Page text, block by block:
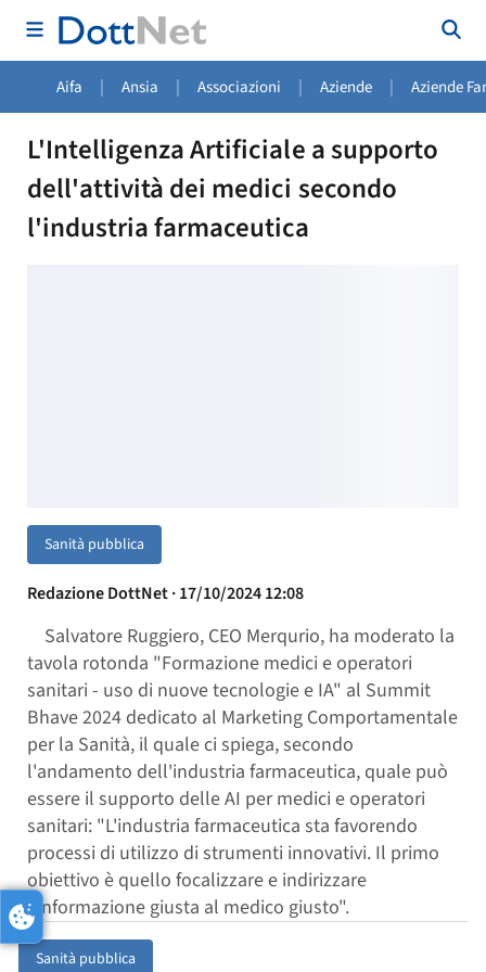
Aifa | Ansia | Associazioni | Aziende | Aziende
L'Intelligenza Artificiale a supporto
dell'attività dei medici secondo
l'industria farmaceutica
Sanità pubblica
Redazione DottNet · 17/10/2024 12:08
Salvatore Ruggiero, CEO Merqurio, ha moderato la
tavola rotonda "Formazione medici e operatori
sanitari - uso di nuove tecnologie e IA" al Summit
Bhave 2024 dedicato al Marketing Comportamentale
per la Sanità, il quale ci spiega, secondo
l'andamento dell'industria farmaceutica, quale può
essere il supporto delle AI per medici e operatori
sanitari: "L'industria farmaceutica sta favorendo
processi di utilizzo di strumenti innovativi. Il primo
obiettivo è quello focalizzare e indirizzare
l'informazione giusta al medico giusto".
Sanità pubblica